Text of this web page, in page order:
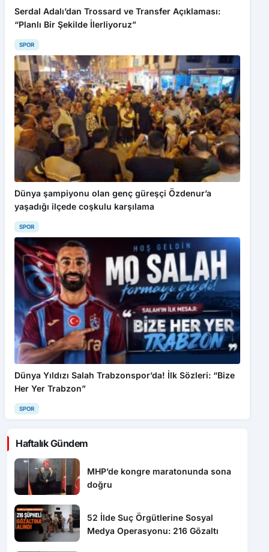
Serdal Adalı’dan Trossard ve Transfer Açıklaması:
“Planlı Bir Şekilde İlerliyoruz”
SPOR
Dünya şampiyonu olan genç güreşçi Özdenur’a
yaşadığı ilçede coşkulu karşılama
SPOR
Dünya Yıldızı Salah Trabzonspor’da! İlk Sözleri: “Bize
Her Yer Trabzon”
SPOR
Haftalık Gündem
MHP’de kongre maratonunda sona
doğru
52 İlde Suç Örgütlerine Sosyal
Medya Operasyonu: 216 Gözaltı